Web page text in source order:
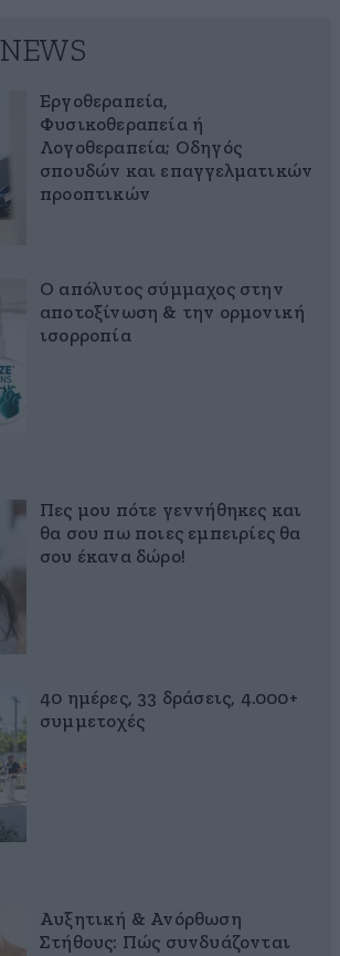
Εργοθεραπεία,
Φυσικοθεραπεία ή
Λογοθεραπεία; Οδηγός
σπουδών και επαγγελματικών
προοπτικών
Ο απόλυτος σύμμαχος στην
αποτοξίνωση & την ορμονική
ισορροπία
Πες μου πότε γεννήθηκες και
θα σου πω ποιες εμπειρίες θα
σου έκανα δώρο!
40 ημέρες, 33 δράσεις, 4.000+
συμμετοχές
Αυξητική & Ανόρθωση
Στήθους: Πώς συνδυάζονται